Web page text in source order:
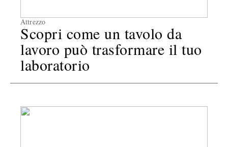
Scopri come un tavolo da
lavoro può trasformare il tuo
laboratorio
Attrezzo